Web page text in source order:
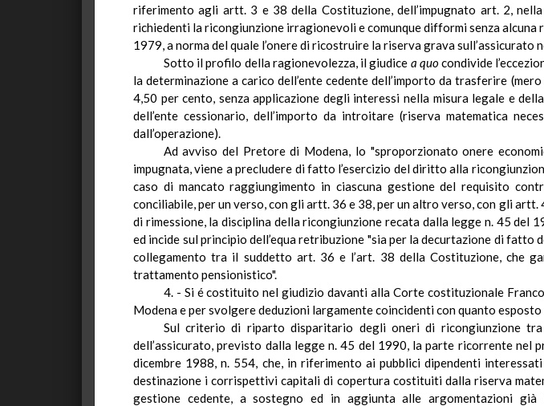
riferimento agli artt. 3 e 38 della Costituzione, dell’impugnato art. 2,
richiedenti la ricongiunzione irragionevoli e comunque difformi senza
1979, anorma del quale l’onere di ricostruire la riserva grava sull’assicurato
Sotto il profilo della ragionevolezza, il giudice a quocondivide
la determinazione a carico dell’ente cedente dell’importo da trasferire
4,50 per cento, senza applicazione degli interessi nella misura legale e
dell’ente cessionario, dell’importo da introitare (riserva matematica
dall’operazione).
Ad avviso del Pretore di Modena, lo "sproporzionato onere
impugnata, viene a precludere di fatto l’esercizio del diritto alla
caso di mancato raggiungimento in ciascuna gestione del requisito
conciliabile, per un verso, con gli artt. 36 e 38, per un altro verso, con gli
di rimessione, la disciplina della ricongiunzione recata dalla legge n. 45
ed incide sul principio dell’equa retribuzione "sia per la decurtazione di
collegamento tra il suddetto art. 36 e l’art. 38 della Costituzione, che
trattamento pensionistico".
4. - Si é costituito nel giudizio davanti alla Corte costituzionale
Modena e per svolgere deduzioni largamente coincidenti con quanto esposto
Sul criterio di ripartodisparitario degli oneri di ricongiunzione
dell’assicurato, previsto dalla legge n. 45 del 1990, la parte ricorrente nel
dicembre 1988, n. 554, che, in riferimento ai pubblici dipendenti
destinazione i corrispettivi capitali di copertura costituiti dalla riserva
gestione cedente, a sostegnoed in aggiunta alle argomentazioni già